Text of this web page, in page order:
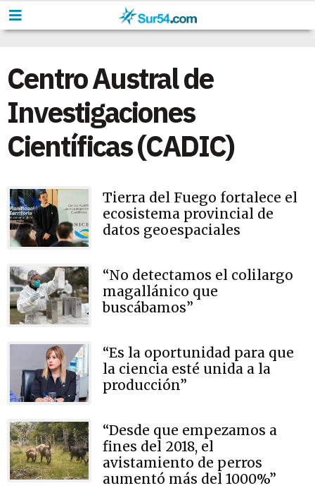
Centro Austral de
Investigaciones
Científicas (CADIC)
Tierra del Fuego fortalece el
ecosistema provincial de
datos geoespaciales
“No detectamos el colilargo
magallánico que
buscábamos”
“Es la oportunidad para que
la ciencia esté unida a la
producción”
“Desde que empezamos a
fines del 2018, el
avistamiento de perros
aumentó más del 1000%”